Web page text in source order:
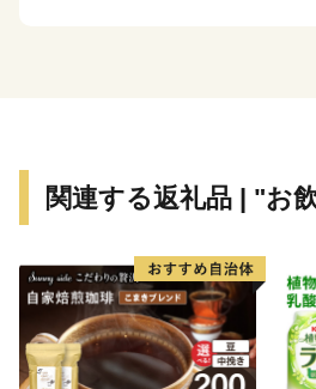
「もっと先へチャレンジ利府！」
関連する返礼品 | "お